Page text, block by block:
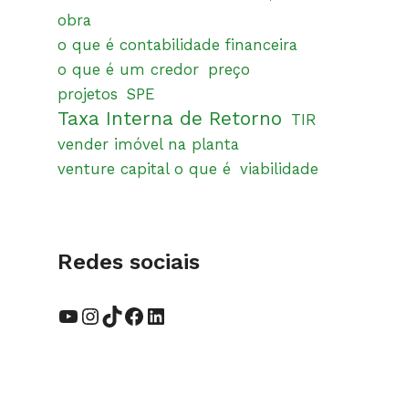
obra
o que é contabilidade financeira
o que é um credor preço
projetos SPE
Taxa Interna de Retorno TIR
vender imóvel na planta
venture capital o que é viabilidade
Redes sociais